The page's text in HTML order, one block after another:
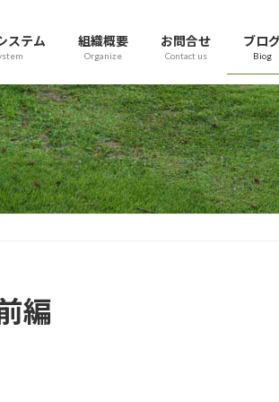
ステム 組織概要
Organize
お問合せ
Contact us
ブロ
Biog
編